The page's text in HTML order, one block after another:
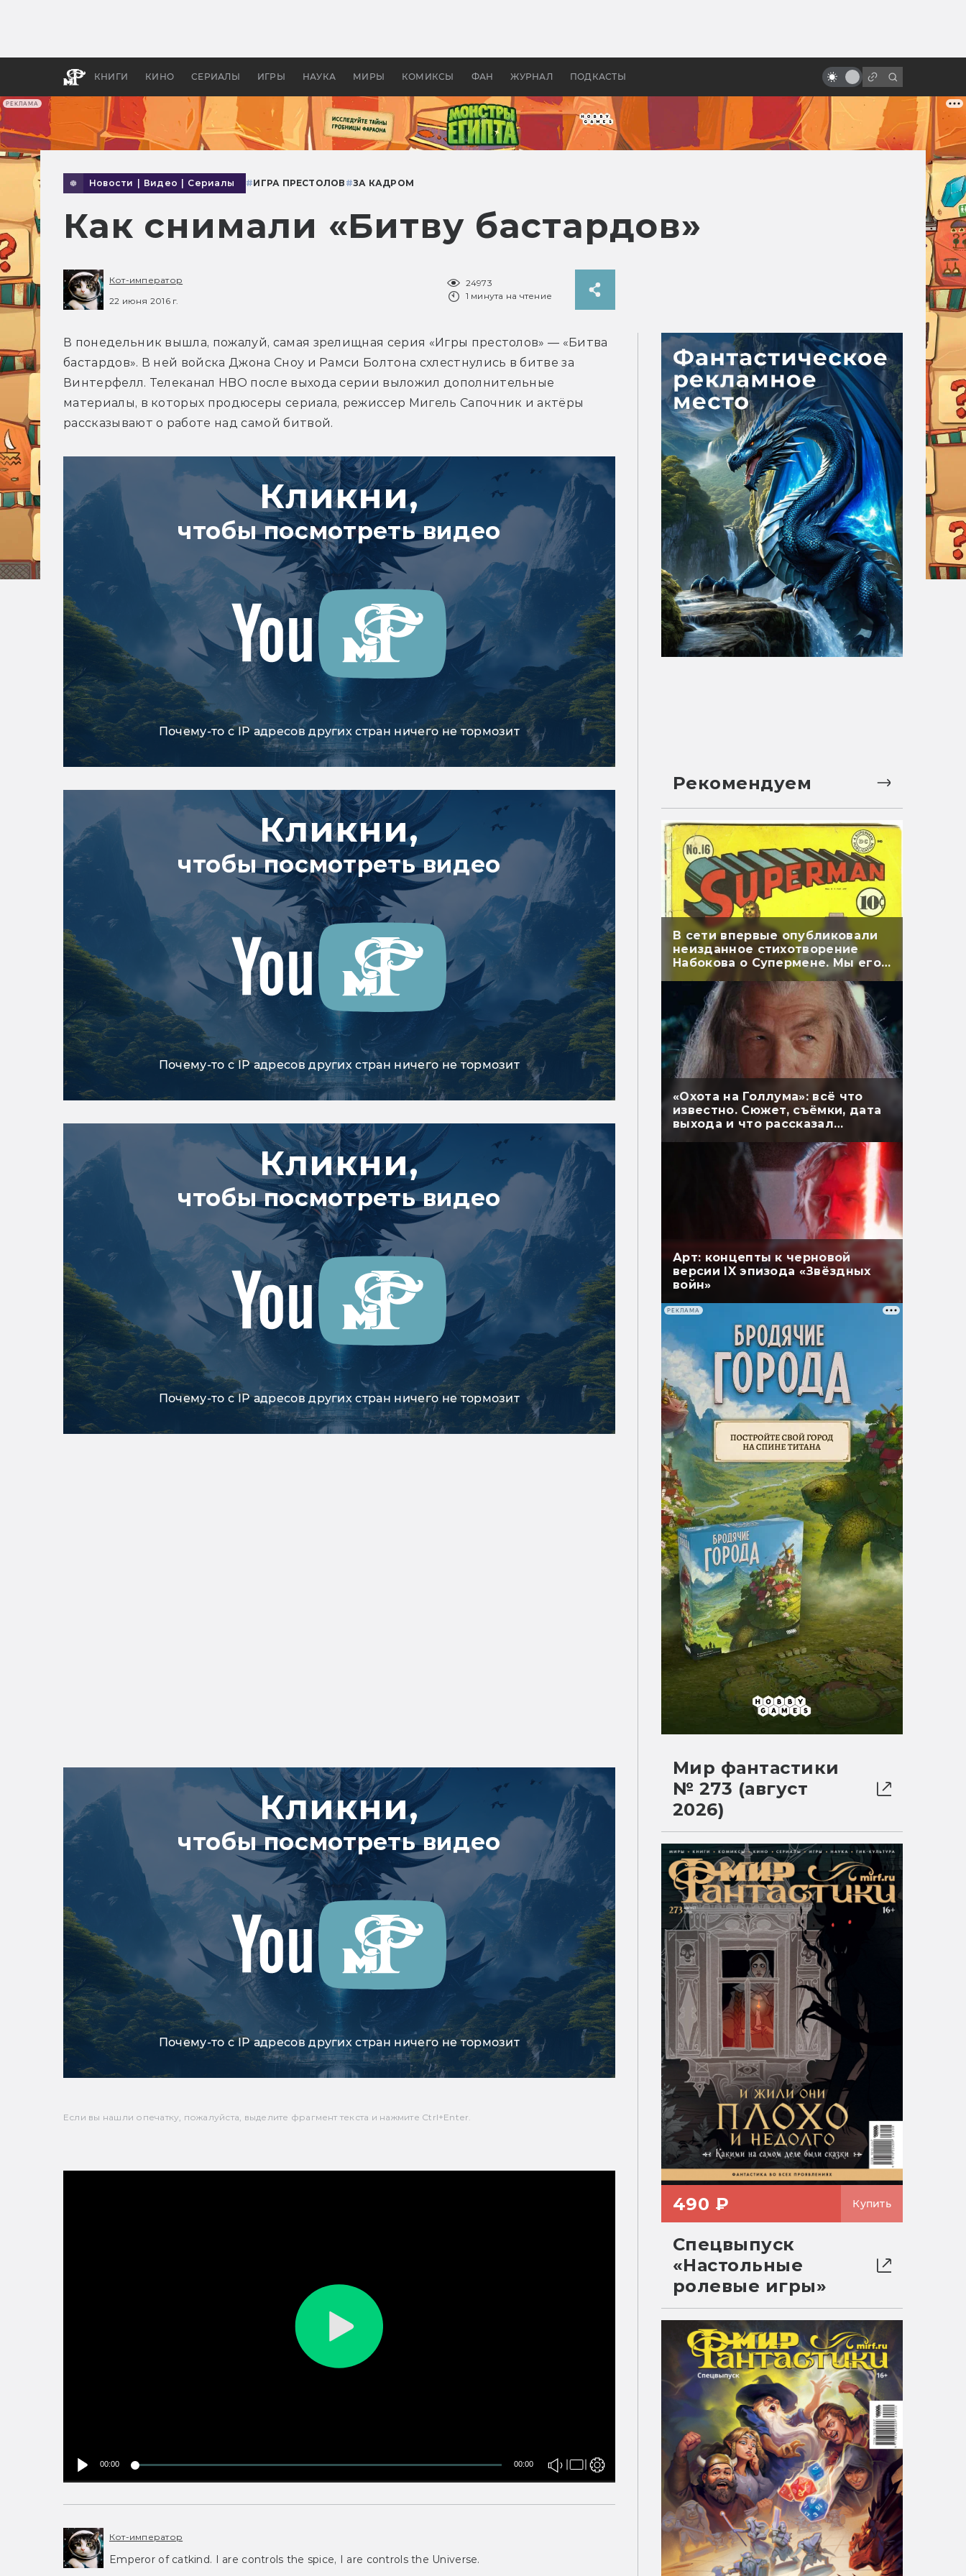
РЕКЛАМА
КНИГИ КИНО СЕРИАЛЫ ИГРЫ НАУКА МИРЫ КОМИКСЫ ФАН ЖУРНАЛ ПОДКАСТЫ
апокалипсис, в России —
бы «Властелина колец»
мультфильма про зелёного огра
Новости Видео Сериалы #ИГРА ПРЕСТОЛОВ #ЗА КАДРОМ
Как снимали «Битву бастардов»
Кот-император
22 июня 2016 г.
24973
1 минута на чтение
В понедельник вышла, пожалуй, самая зрелищная серия «Игры престолов» — «Битва
бастардов». В ней войска Джона Сноу и Рамси Болтона схлестнулись в битве за
Винтерфелл. Телеканал HBO после выхода серии выложил дополнительные
материалы, в которых продюсеры сериала, режиссер Мигель Сапочник и актёры
рассказывают о работе над самой битвой.
Кликни,
чтобы посмотреть видео
Почему-то с IP адресов других стран ничего не тормозит
Кликни,
чтобы посмотреть видео
Почему-то с IP адресов других стран ничего не тормозит
Кликни,
чтобы посмотреть видео
Почему-то с IP адресов других стран ничего не тормозит
Кликни,
чтобы посмотреть видео
Почему-то с IP адресов других стран ничего не тормозит
Если вы нашли опечатку, пожалуйста, выделите фрагмент текста и нажмите Ctrl+Enter.
00:00 00:00
Кот-император
Emperor of catkind. I are controls the spice, I are controls the Universe.
Рекомендуем
В сети впервые опубликовали
неизданное стихотворение
Набокова о Супермене. Мы его
перевели
«Охота на Голлума»: всё что
известно. Сюжет, съёмки, дата
выхода и что рассказал
Арт: концепты к черновой
версии IX эпизода «Звёздных
войн»
РЕКЛАМА
Мир фантастики
№ 273 (август
2026)
490 ₽ Купить
Спецвыпуск
«Настольные
ролевые игры»